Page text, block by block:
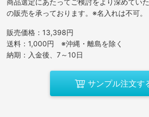
の販売を承っております。※名入れは不可。
販売価格：13,398円
送料：1,000円 ※沖縄・離島を除く
納期：入金後、7～10日
サンプル注文す